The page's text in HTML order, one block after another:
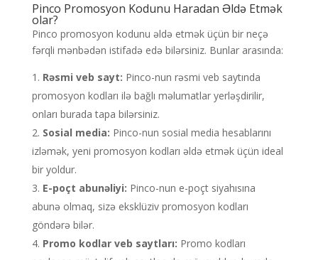
Pinco Promosyon Kodunu Haradan Əldə Etmək
olar?
Pinco promosyon kodunu əldə etmək üçün bir neçə
fərqli mənbədən istifadə edə bilərsiniz. Bunlar arasında:
Rəsmi veb sayt: Pinco-nun rəsmi veb saytında
promosyon kodları ilə bağlı məlumatlar yerləşdirilir,
onları burada tapa bilərsiniz.
Sosial media: Pinco-nun sosial media hesablarını
izləmək, yeni promosyon kodları əldə etmək üçün ideal
bir yoldur.
E-poçt abunəliyi: Pinco-nun e-poçt siyahısına
abunə olmaq, sizə eksklüziv promosyon kodları
göndərə bilər.
Promo kodlar veb saytları: Promo kodları